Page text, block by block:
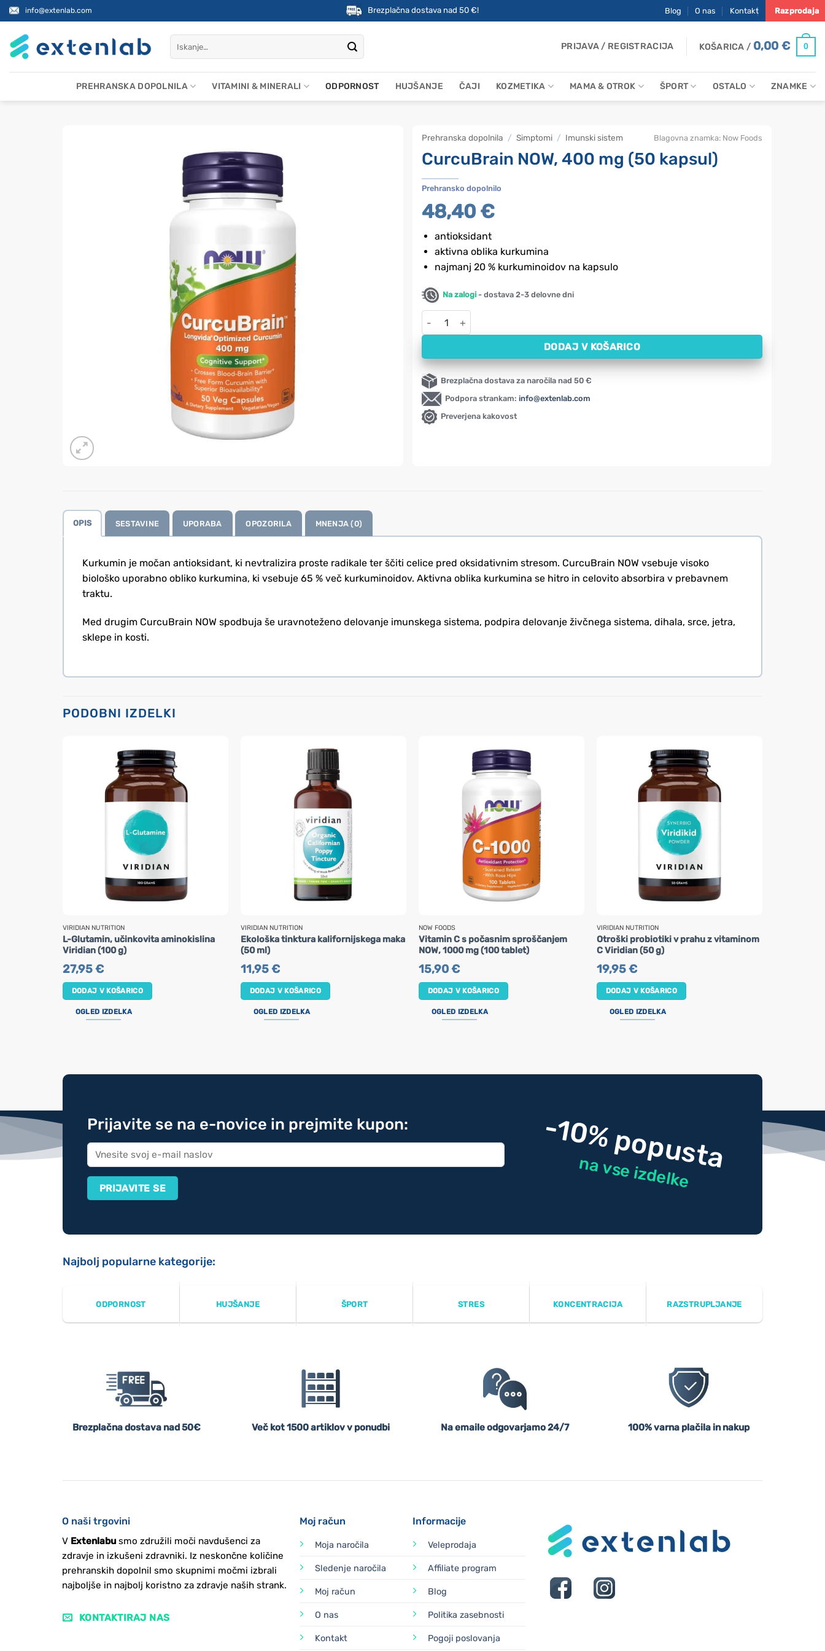
Skoči
na
vsebino
info@extenlab.com Brezplačna dostava nad 50 €! Blog O nas Kontakt Razprodaja
PRIJAVA / REGISTRACIJA KOŠARICA / 0,00€ 0
PREHRANSKA DOPOLNILA VITAMINI & MINERALI ODPORNOST HUJŠANJE ČAJI KOZMETIKA MAMA & OTROK ŠPORT OSTALO ZNAMKE
Prehranska dopolnila / Simptomi / Imunski sistem
CurcuBrain NOW, 400 mg (50 kapsul)
Prehransko dopolnilo
48,40 €
antioksidant
aktivna oblika kurkumina
najmanj 20 % kurkuminoidov na kapsulo
Na zalogi - dostava 2-3 delovne dni
CurcuBrain NOW, 400 mg (50 kapsul) količina
DODAJ V KOŠARICO
Brezplačna dostava za naročila nad 50 €
Podpora strankam: info@extenlab.com
Preverjena kakovost
Blagovna znamka: Now Foods
OPIS SESTAVINE UPORABA OPOZORILA MNENJA (0)
Kurkumin je močan antioksidant, ki nevtralizira proste radikale ter ščiti celice pred oksidativnim stresom. CurcuBrain NOW vsebuje visoko
biološko uporabno obliko kurkumina, ki vsebuje 65 % več kurkuminoidov. Aktivna oblika kurkumina se hitro in celovito absorbira v prebavnem
traktu.
Med drugim CurcuBrain NOW spodbuja še uravnoteženo delovanje imunskega sistema, podpira delovanje živčnega sistema, dihala, srce, jetra,
sklepe in kosti.
PODOBNI IZDELKI
VIRIDIAN NUTRITION
L-Glutamin, učinkovita aminokislina
Viridian (100 g)
27,95€
DODAJ V KOŠARICO
OGLED IZDELKA
VIRIDIAN NUTRITION
Ekološka tinktura kalifornijskega maka
(50 ml)
11,95€
DODAJ V KOŠARICO
OGLED IZDELKA
NOW FOODS
Vitamin C s počasnim sproščanjem
NOW, 1000 mg (100 tablet)
15,90€
DODAJ V KOŠARICO
OGLED IZDELKA
VIRIDIAN NUTRITION
Otroški probiotiki v prahu z vitaminom
C Viridian (50 g)
19,95€
DODAJ V KOŠARICO
OGLED IZDELKA
Prijavite se na e-novice in prejmite kupon: -10% popusta
na vse izdelke
Najbolj popularne kategorije:
ODPORNOST HUJŠANJE ŠPORT STRES KONCENTRACIJA RAZSTRUPLJANJE
Brezplačna dostava nad 50€ Več kot 1500 artiklov v ponudbi Na emaile odgovarjamo 24/7 100% varna plačila in nakup
O naši trgovini
V Extenlabusmo združili moči navdušenci za
zdravje in izkušeni zdravniki. Iz neskončne količine
prehranskih dopolnil smo skupnimi močmi izbrali
najboljše in najbolj koristno za zdravje naših strank.
KONTAKTIRAJ NAS
Moj račun
Moja naročila
Sledenje naročila
Moj račun
O nas
Kontakt
Informacije
Veleprodaja
Affiliate program
Blog
Politika zasebnosti
Pogoji poslovanja